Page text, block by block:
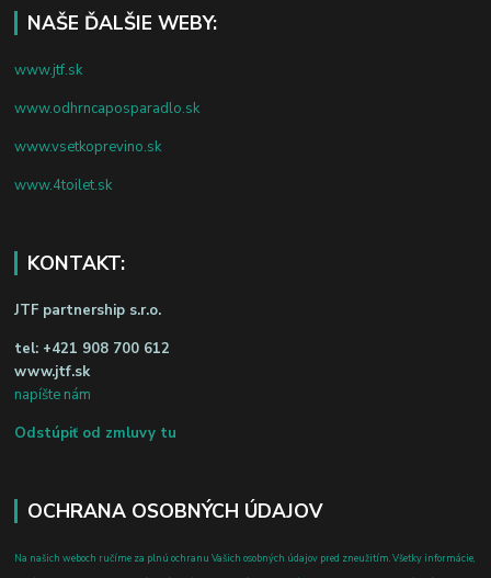
NAŠE ĎALŠIE WEBY:
www.jtf.sk
www.odhrncaposparadlo.sk
www.vsetkoprevino.sk
www.4toilet.sk
KONTAKT:
JTF partnership s.r.o.
tel: +421 908 700 612
www.jtf.sk
napíšte nám
Odstúpiť od zmluvy tu
OCHRANA OSOBNÝCH ÚDAJOV
Na našich weboch ručíme za plnú ochranu Vašich osobných údajov pred zneužitím. Všetky informácie,